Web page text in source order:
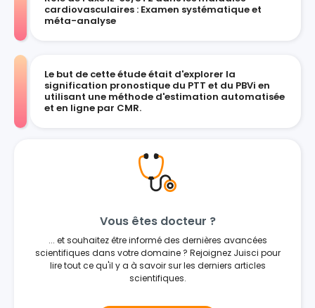
cardiovasculaires : Examen systématique et
méta-analyse
Le but de cette étude était d'explorer la
signification pronostique du PTT et du PBVi en
utilisant une méthode d'estimation automatisée
et en ligne par CMR.
Vous êtes docteur ?
... et souhaitez être informé des dernières avancées
scientifiques dans votre domaine ? Rejoignez Juisci pour
lire tout ce qu'il y a à savoir sur les derniers articles
scientifiques.